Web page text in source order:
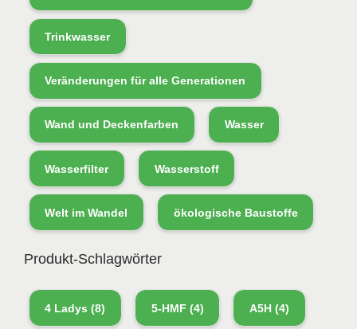
Trinkwasser
Veränderungen für alle Generationen
Wand und Deckenfarben Wasser
Wasserfilter Wasserstoff
Welt im Wandel ökologische Baustoffe
Produkt-Schlagwörter
4 Ladys (8) 5-HMF (4) A5H(4)